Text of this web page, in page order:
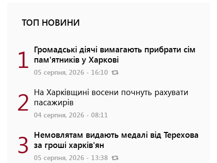
ТОП НОВИНИ
1 Громадські діячі вимагають прибрати сім
пам'ятників у Харкові
05 серпня, 2026 - 16:10
2 На Харківщині восени почнуть рахувати
пасажирів
04 серпня, 2026 - 08:11
3 Немовлятам видають медалі від Терехова
за гроші харків'ян
05 серпня, 2026 - 13:38